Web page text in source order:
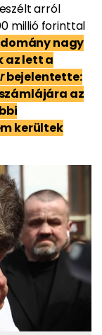
arról
millió forinttal
nagy
az lett a
bejelentette:
az
kerültek